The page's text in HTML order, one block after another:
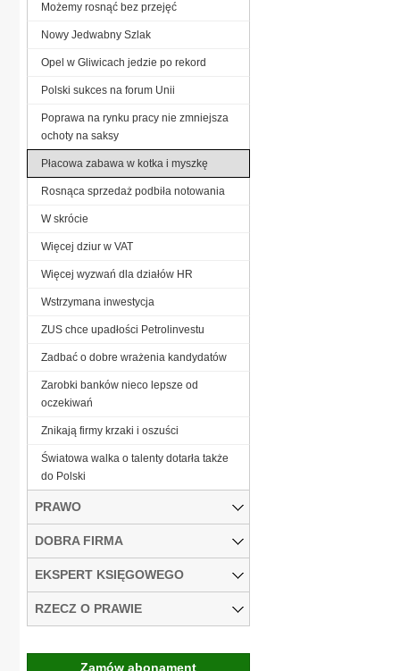
Możemy rosnąć bez przejęć
Nowy Jedwabny Szlak
Opel w Gliwicach jedzie po rekord
Polski sukces na forum Unii
Poprawa na rynku pracy nie zmniejsza
ochoty na saksy
Płacowa zabawa w kotka i myszkę
Rosnąca sprzedaż podbiła notowania
W skrócie
Więcej dziur w VAT
Więcej wyzwań dla działów HR
Wstrzymana inwestycja
ZUS chce upadłości Petrolinvestu
Zadbać o dobre wrażenia kandydatów
Zarobki banków nieco lepsze od
oczekiwań
Znikają firmy krzaki i oszuści
Światowa walka o talenty dotarła także
do Polski
PRAWO
DOBRA FIRMA
EKSPERT KSIĘGOWEGO
RZECZ O PRAWIE
Zamów abonament